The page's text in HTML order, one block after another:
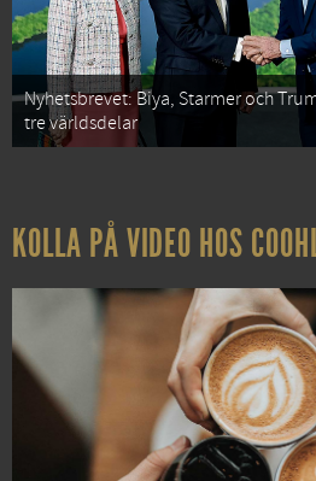
Nyhetsbrevet: Biya, Starmer och
tre världsdelar
KOLLA PÅ VIDEO HOS